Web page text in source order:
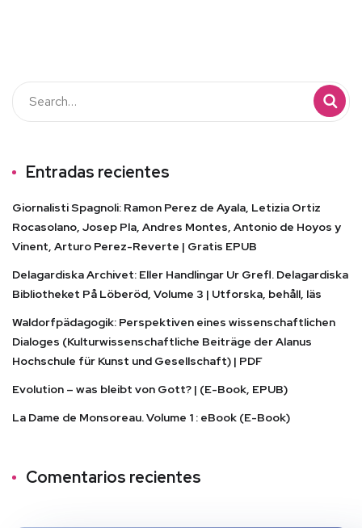
Entradas recientes
Giornalisti Spagnoli: Ramon Perez de Ayala, Letizia Ortiz
Rocasolano, Josep Pla, Andres Montes, Antonio de Hoyos y
Vinent, Arturo Perez-Reverte | Gratis EPUB
Delagardiska Archivet: Eller Handlingar Ur Grefl. Delagardiska
Bibliotheket På Löberöd, Volume 3 | Utforska, behåll, läs
Waldorfpädagogik: Perspektiven eines wissenschaftlichen
Dialoges (Kulturwissenschaftliche Beiträge der Alanus
Hochschule für Kunst und Gesellschaft) | PDF
Evolution – was bleibt von Gott? | (E-Book, EPUB)
La Dame de Monsoreau. Volume 1 : eBook (E-Book)
Comentarios recientes